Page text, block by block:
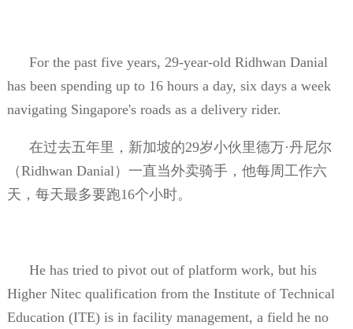
For the past five years, 29-year-old Ridhwan Danial
has been spending up to 16 hours a day, six days a week
navigating Singapore's roads as a delivery rider.
在过去五年里，新加坡的29岁小伙里德万·丹尼尔
（Ridhwan Danial ）一直当外卖骑手，他每周工作六
天，每天最多要跑16个小时。
He has tried to pivot out of platform work, but his
Higher Nitec qualification from the Institute of Technical
Education (ITE) is in facility management, a field he no